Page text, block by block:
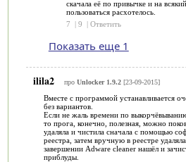
скачала её по привычке и на
пользоваться расхотелось.
7
| 9 | Ответить
Показать еще 1
ilila2 про Unlocker 1.9.2[23-09-2015]
Вместе с программой устанавливается
без вариантов.
Если не жаль времени по
то прога, конечно, полезная, можно
удаляла и чистила сначала с помощью
реестра, затем вручную в реестре
завершении Adware cleaner нашёл и
приблуды.